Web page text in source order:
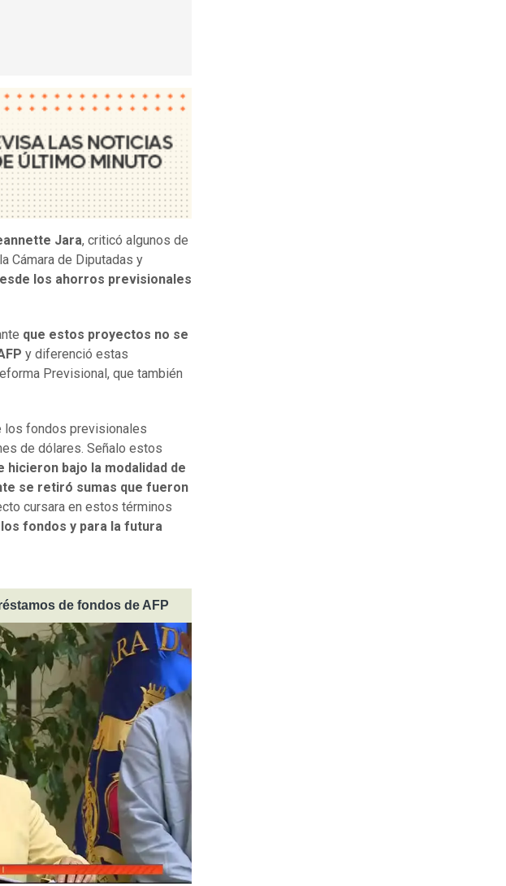
Jara, criticó algunos de
Cámara de Diputadas y
los ahorros previsionales
que estos proyectos no se
y diferenció estas
Previsional, que también
los fondos previsionales
de dólares. Señalo estos
bajo la modalidad de
se retiró sumas que fueron
cursara en estos términos
fondos y para la futura
de fondos de AFP